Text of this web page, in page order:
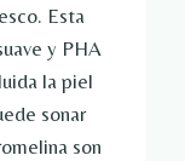
Esta
y PHA
la piel
sonar
son